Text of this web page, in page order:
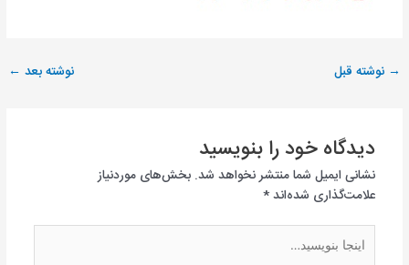
→ نوشته قبل نوشته بعد ←
دیدگاه‌ خود را بنویسید
نشانی ایمیل شما منتشر نخواهد شد. بخش‌های موردنیاز
علامت‌گذاری شده‌اند*
بنویسید…